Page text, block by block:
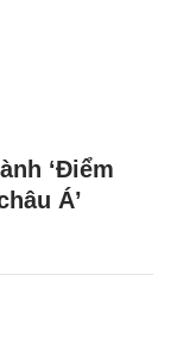
‘Điểm
Á’